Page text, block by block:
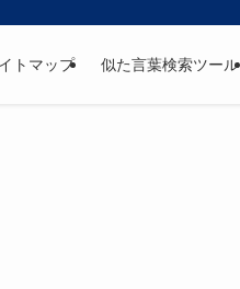
トマップ 似た言葉検索ツール